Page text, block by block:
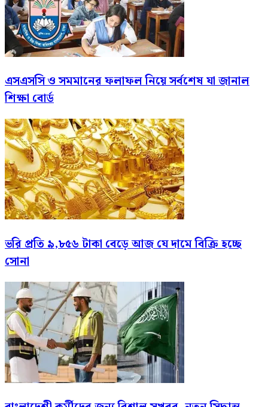
এসএসসি ও সমমানের ফলাফল নিয়ে সর্বশেষ যা জানাল
শিক্ষা বোর্ড
ভরি প্রতি ৯,৮৫৬ টাকা বেড়ে আজ যে দামে বিক্রি হচ্ছে
সোনা